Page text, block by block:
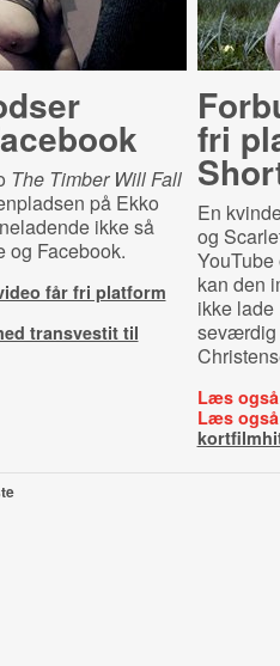
The Timber Will Fall
på Ekko
ikke så
og Facebook.
får fri platform
transvestit til
fri
En
og
kan den
ikke lade
seværdig
Læs
Læs